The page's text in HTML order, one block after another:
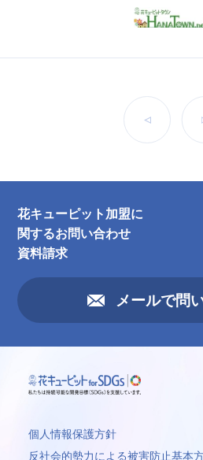
前へ
花キューピット加盟に
関するお問い合わせ
資料請求
メールで問
個人情報保護方針
反社会的勢力による被害防止基本